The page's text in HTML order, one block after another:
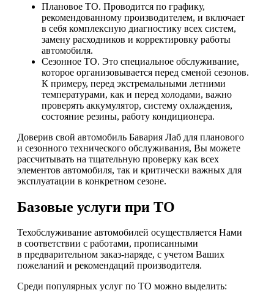
Плановое ТО. Проводится по графику,
рекомендованному производителем, и включает
в себя комплексную диагностику всех систем,
замену расходников и корректировку работы
автомобиля.
Сезонное ТО. Это специальное обслуживание,
которое организовывается перед сменой сезонов.
К примеру, перед экстремальными летними
температурами, как и перед холодами, важно
проверять аккумулятор, систему охлаждения,
состояние резины, работу кондиционера.
Доверив свой автомобиль Бавария Лаб для планового
и сезонного технического обслуживания, Вы можете
рассчитывать на тщательную проверку как всех
элементов автомобиля, так и критически важных для
эксплуатации в конкретном сезоне.
Базовые услуги при ТО
Техобслуживание автомобилей осуществляется Нами
в соответствии с работами, прописанными
в предварительном заказ-наряде, с учетом Ваших
пожеланий и рекомендаций производителя.
Среди популярных услуг по ТО можно выделить: